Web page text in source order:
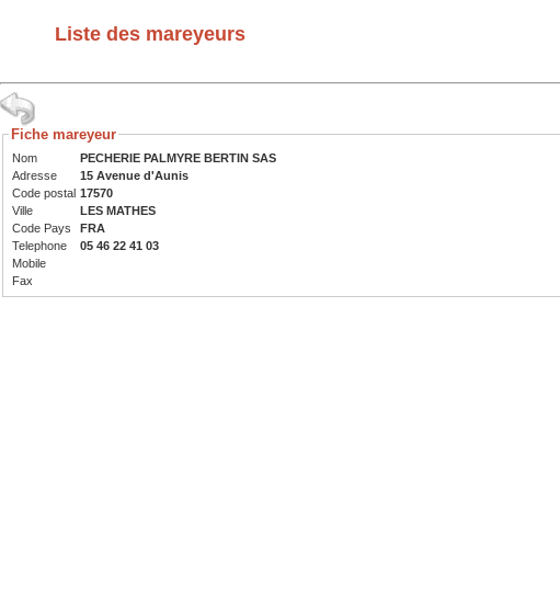
Liste des mareyeurs
Fiche mareyeur
Nom
PECHERIE PALMYRE BERTIN SAS
Adresse
15 Avenue d'Aunis
Code postal 17570
Ville
LES MATHES
Code Pays
FRA
Telephone
05 46 22 41 03
Mobile
Fax